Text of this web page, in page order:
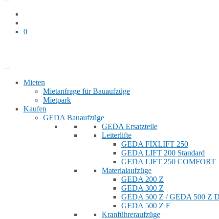
0
Mieten
Mietanfrage für Bauaufzüge
Mietpark
Kaufen
GEDA Bauaufzüge
GEDA Ersatzteile
Leiterlifte
GEDA FIXLIFT 250
GEDA LIFT 200 Standard
GEDA LIFT 250 COMFORT
Materialaufzüge
GEDA 200 Z
GEDA 300 Z
GEDA 500 Z / GEDA 500 Z
GEDA 500 Z F
Kranführeraufzüge